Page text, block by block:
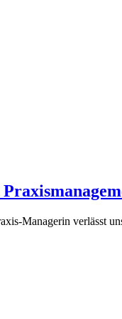
Managerin verlässt